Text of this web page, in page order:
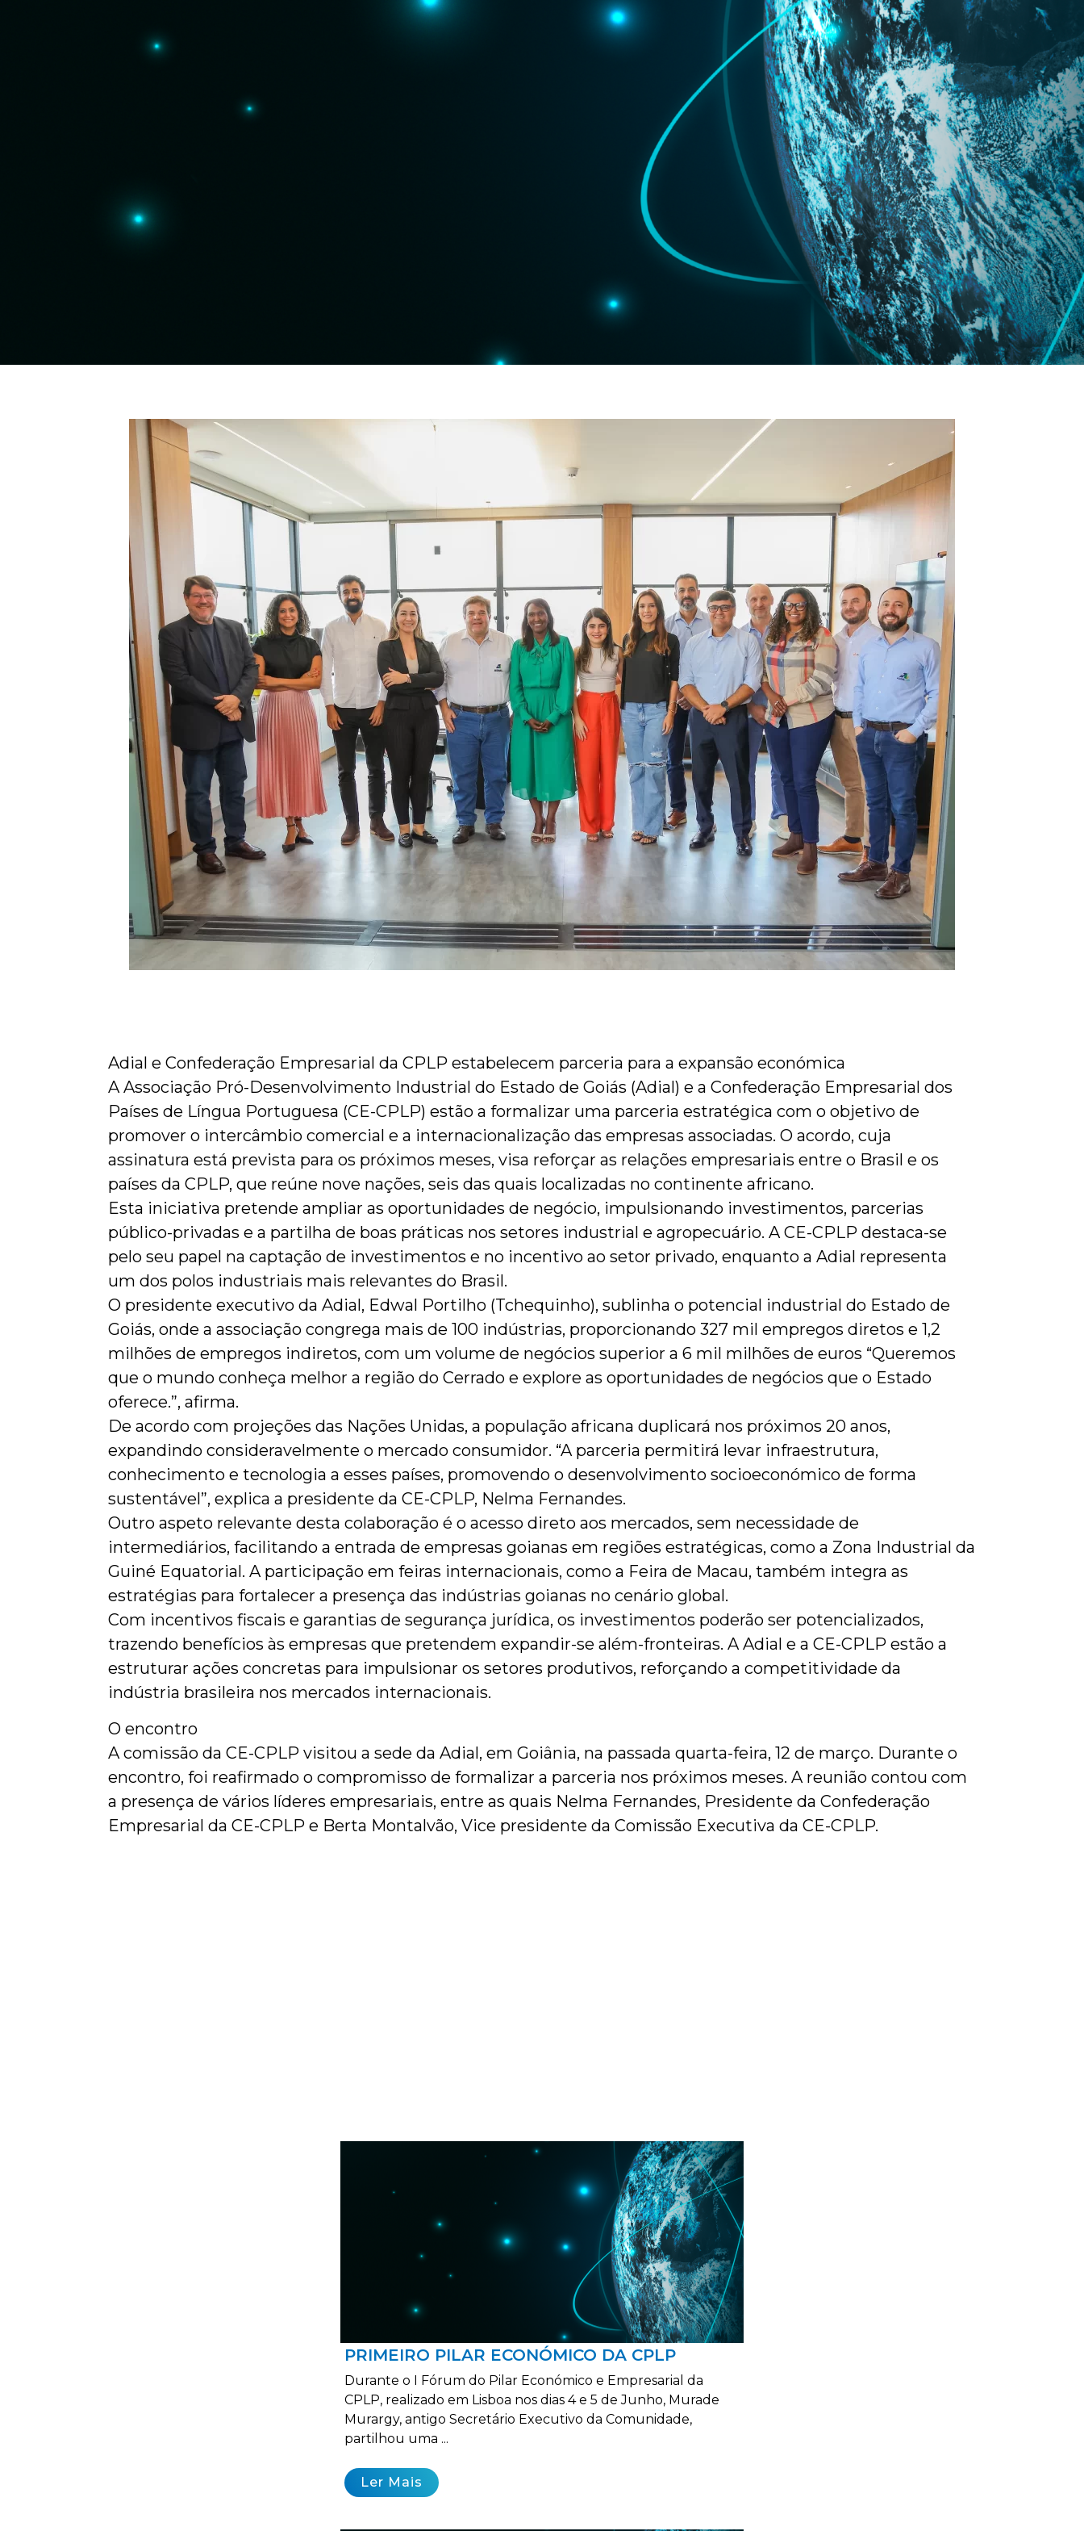
Adial e Confederação Empresarial da CPLP estabelecem parceria para a expansão económica
A Associação Pró-Desenvolvimento Industrial do Estado de Goiás (Adial) e a Confederação Empresarial dos
Países de Língua Portuguesa (CE-CPLP) estão a formalizar uma parceria estratégica com o objetivo de
promover o intercâmbio comercial e a internacionalização das empresas associadas. O acordo, cuja
assinatura está prevista para os próximos meses, visa reforçar as relações empresariais entre o Brasil e os
países da CPLP, que reúne nove nações, seis das quais localizadas no continente africano.
Esta iniciativa pretende ampliar as oportunidades de negócio, impulsionando investimentos, parcerias
público-privadas e a partilha de boas práticas nos setores industrial e agropecuário. A CE-CPLP destaca-se
pelo seu papel na captação de investimentos e no incentivo ao setor privado, enquanto a Adial representa
um dos polos industriais mais relevantes do Brasil.
O presidente executivo da Adial, Edwal Portilho (Tchequinho), sublinha o potencial industrial do Estado de
Goiás, onde a associação congrega mais de 100 indústrias, proporcionando 327 mil empregos diretos e 1,2
milhões de empregos indiretos, com um volume de negócios superior a 6 mil milhões de euros “Queremos
que o mundo conheça melhor a região do Cerrado e explore as oportunidades de negócios que o Estado
oferece.”, afirma.
De acordo com projeções das Nações Unidas, a população africana duplicará nos próximos 20 anos,
expandindo consideravelmente o mercado consumidor. “A parceria permitirá levar infraestrutura,
conhecimento e tecnologia a esses países, promovendo o desenvolvimento socioeconómico de forma
sustentável”, explica a presidente da CE-CPLP, Nelma Fernandes.
Outro aspeto relevante desta colaboração é o acesso direto aos mercados, sem necessidade de
intermediários, facilitando a entrada de empresas goianas em regiões estratégicas, como a Zona Industrial da
Guiné Equatorial. A participação em feiras internacionais, como a Feira de Macau, também integra as
estratégias para fortalecer a presença das indústrias goianas no cenário global.
Com incentivos fiscais e garantias de segurança jurídica, os investimentos poderão ser potencializados,
trazendo benefícios às empresas que pretendem expandir-se além-fronteiras. A Adial e a CE-CPLP estão a
estruturar ações concretas para impulsionar os setores produtivos, reforçando a competitividade da
indústria brasileira nos mercados internacionais.
O encontro
A comissão da CE-CPLP visitou a sede da Adial, em Goiânia, na passada quarta-feira, 12 de março. Durante o
encontro, foi reafirmado o compromisso de formalizar a parceria nos próximos meses. A reunião contou com
a presença de vários líderes empresariais, entre as quais Nelma Fernandes, Presidente da Confederação
Empresarial da CE-CPLP e Berta Montalvão, Vice presidente da Comissão Executiva da CE-CPLP.
PRIMEIRO PILAR ECONÓMICO DA CPLP
Durante o I Fórum do Pilar Económico e Empresarial da
CPLP, realizado em Lisboa nos dias 4 e 5 de Junho, Murade
Murargy, antigo Secretário Executivo da Comunidade,
partilhou uma ...
Ler Mais